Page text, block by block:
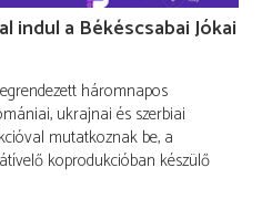
indul a Békéscsabai Jókai
háromnapos
ukrajnai és szerbiai
mutatkoznak be, a
koprodukcióban készülő